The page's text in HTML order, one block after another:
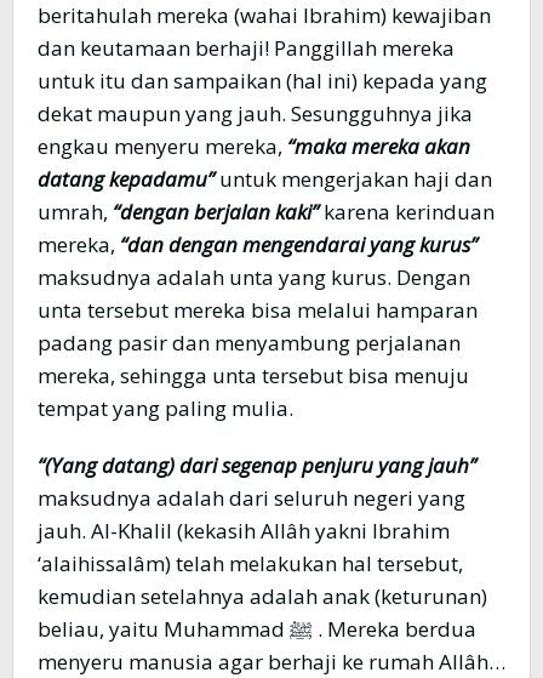
beritahulah mereka (wahai Ibrahim) kewajiban
dan keutamaan berhaji! Panggillah mereka
untuk itu dan sampaikan (hal ini) kepada yang
dekat maupun yang jauh. Sesungguhnya jika
engkau menyeru mereka, “maka mereka akan
datang kepadamu”untuk mengerjakan haji dan
umrah, “dengan berjalan kaki”karena kerinduan
mereka, “dan dengan mengendarai yang kurus”
maksudnya adalah unta yang kurus. Dengan
unta tersebut mereka bisa melalui hamparan
padang pasir dan menyambung perjalanan
mereka, sehingga unta tersebut bisa menuju
tempat yang paling mulia.
“(Yang datang) dari segenap penjuru yang jauh”
maksudnya adalah dari seluruh negeri yang
jauh. Al-Khalil (kekasih Allâh yakni Ibrahim
‘alaihissalâm) telah melakukan hal tersebut,
kemudian setelahnya adalah anak (keturunan)
beliau, yaitu Muhammad ﷺ . Mereka berdua
menyeru manusia agar berhaji ke rumah Allâh…